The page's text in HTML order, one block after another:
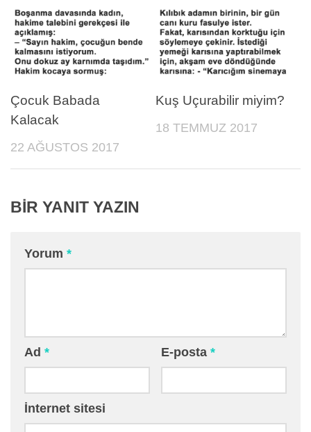
Çocuk Babada
Kalacak
22 AĞUSTOS 2017
Kuş Uçurabilir miyim?
18 TEMMUZ 2017
BIR YANIT YAZIN
Yorum *
Ad * E-posta *
İnternet sitesi